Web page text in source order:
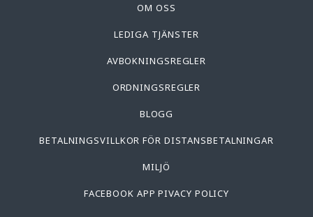
OM OSS
LEDIGA TJÄNSTER
AVBOKNINGSREGLER
ORDNINGSREGLER
BLOGG
BETALNINGSVILLKOR FÖR DISTANSBETALNINGAR
MILJÖ
FACEBOOK APP PIVACY POLICY